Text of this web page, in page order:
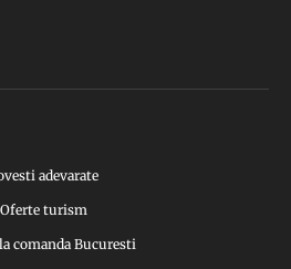
adevarate
Oferte turism
comanda Bucuresti